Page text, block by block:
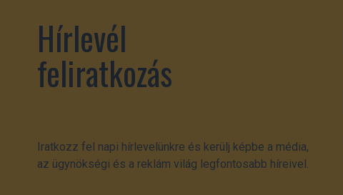
Hírlevél
feliratkozás
Iratkozz fel napi hírlevelünkre és kerülj képbe a média,
az ügynökségi és a reklám világ legfontosabb híreivel.